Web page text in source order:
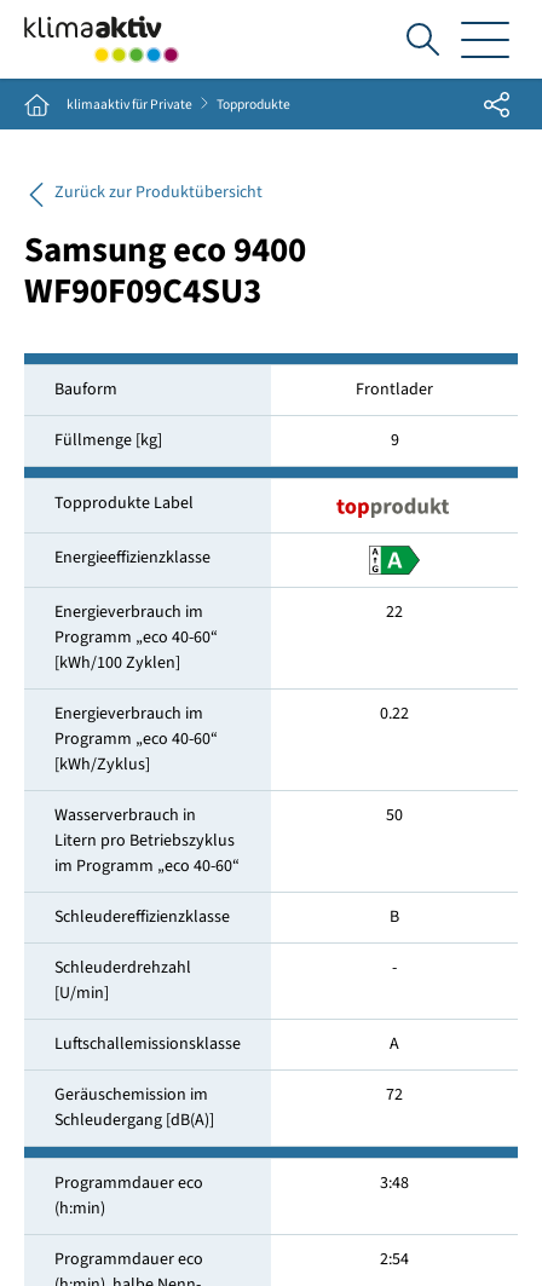
Ich
suche...
Home klimaaktiv für Private Topprodukte Share
Zurück zur Produktübersicht
Samsung eco 9400
WF90F09C4SU3
Bauform Frontlader
Füllmenge [kg] 9
Topprodukte Label
Energieeffizienzklasse
Energieverbrauch im
Programm „eco 40-60“
[kWh/100 Zyklen]
22
Energieverbrauch im
Programm „eco 40-60“
[kWh/Zyklus]
0.22
Wasserverbrauch in
Litern pro Betriebszyklus
im Programm „eco 40-60“
50
Schleudereffizienzklasse B
Schleuderdrehzahl
[U/min]
-
Luftschallemissionsklasse A
Geräuschemission im
Schleuder­gang [dB(A)]
72
Programmdauer eco
(h:min)
3:48
Programmdauer eco
2:54